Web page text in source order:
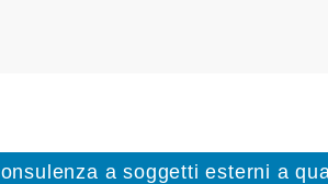
a soggetti esterni a